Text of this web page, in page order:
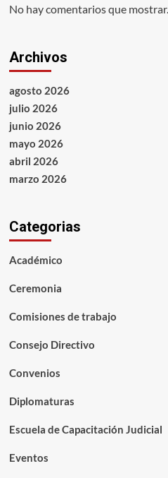
No hay comentarios que mostrar.
Archivos
agosto 2026
julio 2026
junio 2026
mayo 2026
abril 2026
marzo 2026
Categorias
Académico
Ceremonia
Comisiones de trabajo
Consejo Directivo
Convenios
Diplomaturas
Escuela de Capacitación Judicial
Eventos